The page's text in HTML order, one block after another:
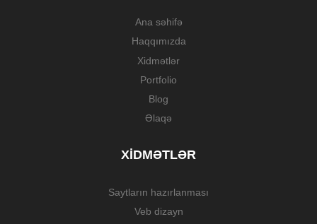
Ana səhifə
Haqqımızda
Xidmətlər
Portfolio
Blog
Əlaqə
XIDMƏTLƏR
Saytların hazırlanması
Veb dizayn